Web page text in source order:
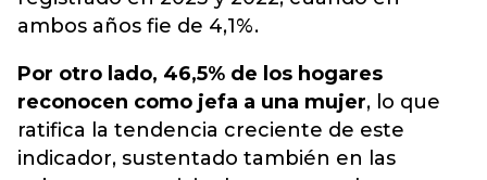
ambos años fie de 4,1%.
Por otro lado, 46,5% de los hogares
reconocen como jefa a una mujer, lo que
ratifica la tendencia creciente de este
indicador, sustentado también en las